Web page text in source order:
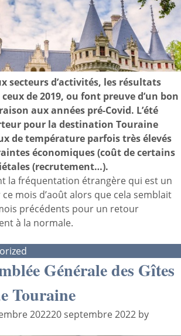
secteurs d’activités, les résultats
de 2019, ou font preuve d’un bon
aux années pré-Covid. L’été
pour la destination Touraine
de température parfois très élevés
économiques (coût de certains
(recrutement…).
la fréquentation étrangère qui est un
mois d’août alors que cela semblait
précédents pour un retour
à la normale.
Générale des Gîtes
Touraine
202220 septembre 2022 by